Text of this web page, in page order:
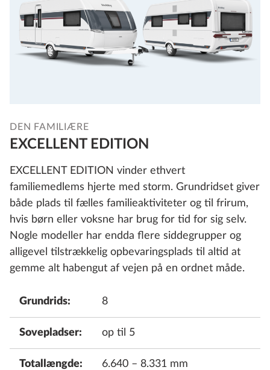
DEN FAMILIÆRE
EXCELLENT EDITION
EXCELLENT EDITION vinder ethvert
familiemedlems hjerte med storm. Grundridset giver
både plads til fælles familieaktiviteter og til frirum,
hvis børn eller voksne har brug for tid for sig selv.
Nogle modeller har endda flere siddegrupper og
alligevel tilstrækkelig opbevaringsplads til altid at
gemme alt habengut af vejen på en ordnet måde.
Grundrids: 8
Sovepladser: op til 5
Totallængde: 6.640 – 8.331 mm